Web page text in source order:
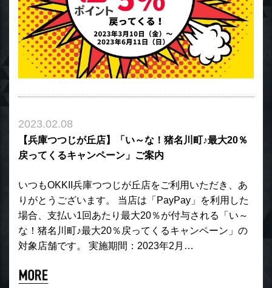
2023.02.08
【兵庫つつじが丘店】「い～な！猪名川町♪最大20％
戻ってくるキャンペーン」ご案内
いつもOKKII兵庫つつじが丘店をご利用いただき、あ
りがとうございます。 当店は「PayPay」を利用した
場合、支払い1回あたり最大20％が付与される「い～
な！猪名川町♪最大20％戻ってくるキャンペーン」の
対象店舗です。 実施期間：2023年2月…